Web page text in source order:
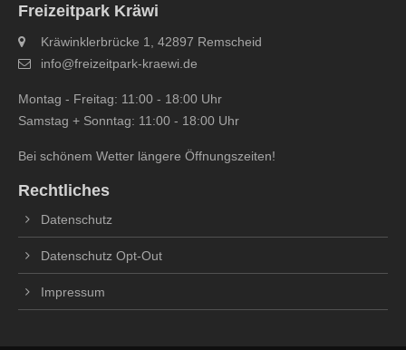
Freizeitpark Kräwi
Kräwinklerbrücke 1, 42897 Remscheid
info@freizeitpark‐kraewi.de
Montag - Freitag: 11:00 - 18:00 Uhr
Samstag + Sonntag: 11:00 - 18:00 Uhr
Bei schönem Wetter längere Öffnungszeiten!
Rechtliches
Datenschutz
Datenschutz Opt-Out
Impressum